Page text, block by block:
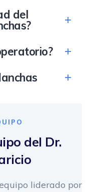
del
del Dr.
liderado por